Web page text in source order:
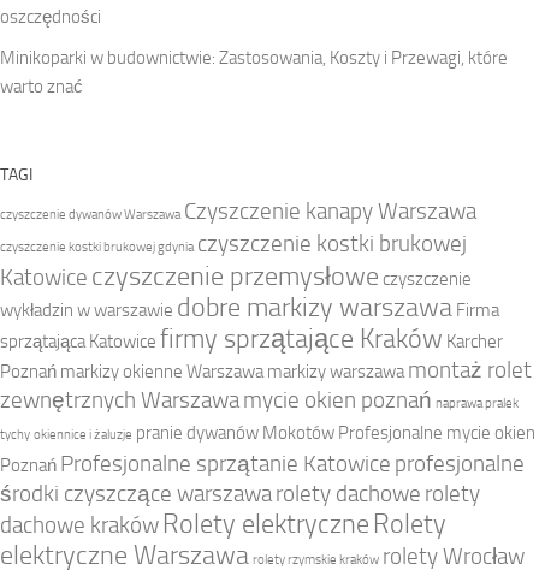
oszczędności
Minikoparki w budownictwie: Zastosowania, Koszty i Przewagi, które
warto znać
TAGI
czyszczenie dywanów Warszawa Czyszczenie kanapy Warszawa
czyszczenie kostki brukowej gdynia czyszczenie kostki brukowej
Katowice czyszczenie przemysłowe czyszczenie
wykładzin w warszawie dobre markizy warszawa Firma
sprzątająca Katowice firmy sprzątające Kraków Karcher
Poznań markizy okienne Warszawa markizy warszawa montaż rolet
zewnętrznych Warszawamycie okien poznań naprawa pralek
tychy okiennice i żaluzje pranie dywanów Mokotów Profesjonalne mycie okien
Poznań Profesjonalne sprzątanie Katowice profesjonalne
środki czyszczące warszawarolety dachowe rolety
dachowe kraków Rolety elektryczne Rolety
elektryczne Warszawa rolety rzymskie kraków rolety Wrocław